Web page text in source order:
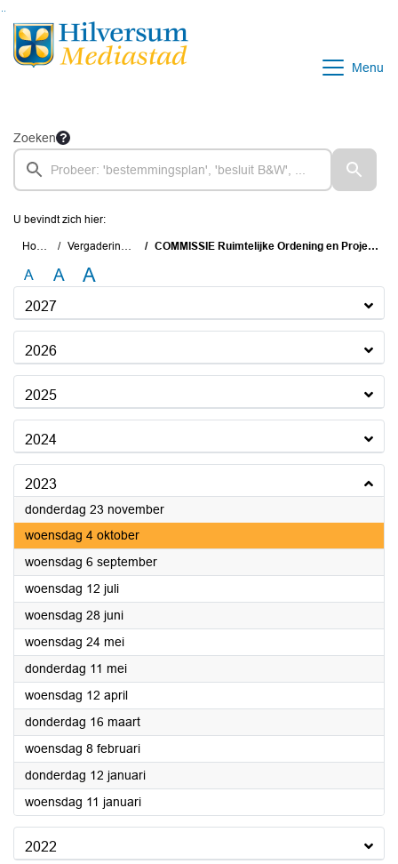
Ga naar de inhoud van deze pagina
Ga naar het zoeken
Menu
Zoeken
U bevindt zich hier:
Home Vergaderingen COMMISSIE Ruimtelijke Ordening en Projecten
A A A
2027
2026
2025
2024
2023
donderdag 23 november2023
woensdag 4 oktober2023
woensdag 6 september2023
woensdag 12 juli2023
woensdag 28 juni2023
woensdag 24 mei2023
donderdag 11 mei2023
woensdag 12 april2023
donderdag 16 maart2023
woensdag 8 februari2023
donderdag 12 januari2023
woensdag 11 januari2023
2022